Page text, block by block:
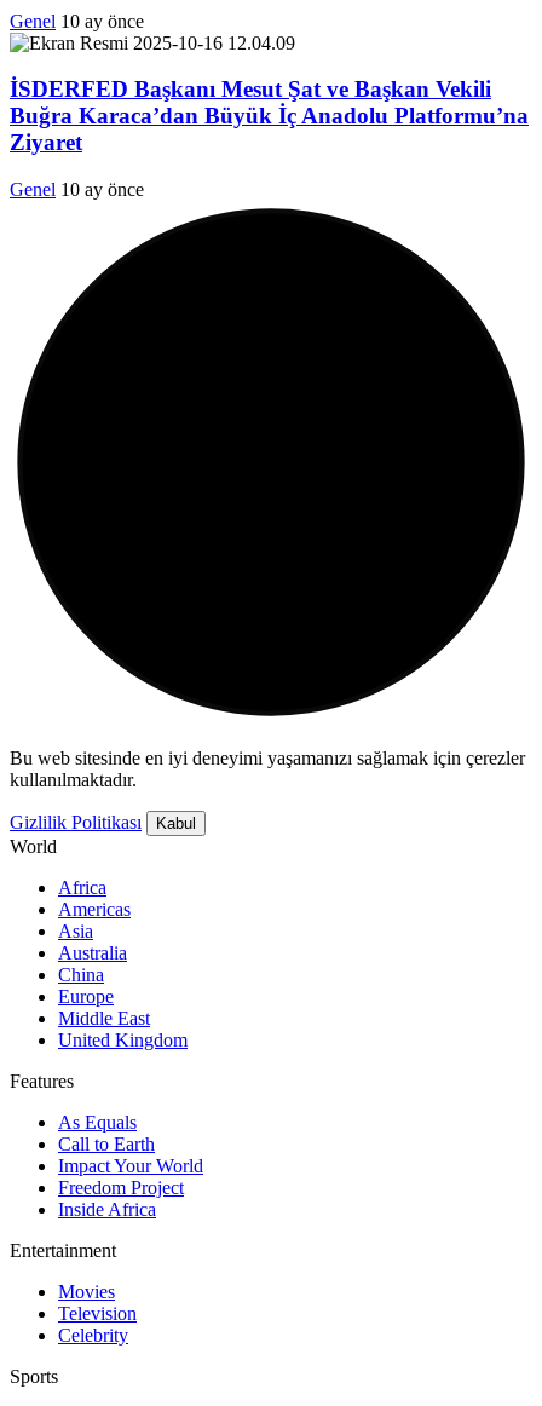
Genel 10 ay önce
İSDERFED Başkanı Mesut Şat ve Başkan Vekili
Buğra Karaca’dan Büyük İç Anadolu Platformu’na
Ziyaret
Genel 10 ay önce
Bu web sitesinde en iyi deneyimi yaşamanızı sağlamak için çerezler
kullanılmaktadır.
Gizlilik Politikası Kabul
World
Africa
Americas
Asia
Australia
China
Europe
Middle East
United Kingdom
Features
As Equals
Call to Earth
Impact Your World
Freedom Project
Inside Africa
Entertainment
Movies
Television
Celebrity
Sports